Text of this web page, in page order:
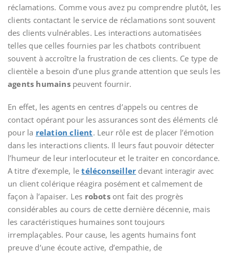
réclamations. Comme vous avez pu comprendre plutôt, les
clients contactant le service de réclamations sont souvent
des clients vulnérables. Les interactions automatisées
telles que celles fournies par les chatbots contribuent
souvent à accroître la frustration de ces clients. Ce type de
clientèle a besoin d’une plus grande attention que seuls les
agents humainspeuvent fournir.
En effet, les agents en centres d’appels ou centres de
contact opérant pour les assurances sont des éléments clé
pour la relation client. Leur rôle est de placer l’émotion
dans les interactions clients. Il leurs faut pouvoir détecter
l’humeur de leur interlocuteur et le traiter en concordance.
A titre d’exemple, le téléconseiller devant interagir avec
un client colérique réagira posément et calmement de
façon à l’apaiser. Les robotsont fait des progrès
considérables au cours de cette dernière décennie, mais
les caractéristiques humaines sont toujours
irremplaçables. Pour cause, les agents humains font
preuve d’une écoute active, d’empathie, de